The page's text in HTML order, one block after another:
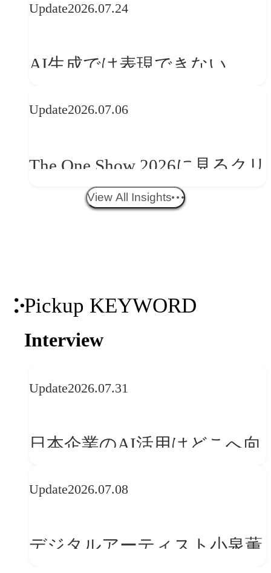
──「優れたブランド体験」
か
Update2026.07.24
AI生成では表現できない
望
Update2026.07.06
The One Show 2026に見るクリ
エイティブトレンド──社会
View All Insights
Pickup KEYWORD
Interview
Update2026.07.31
日本企業のAI活用はどこへ向
レンドに見る「人間中心」へ
Update2026.07.08
デジタルアーティスト小泉薫